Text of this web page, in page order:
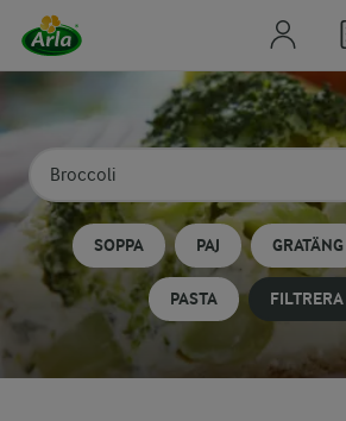
Sök på kategori eller ingrediens
Skriv in sökord för att få förslag
SOPPA PAJ GRATÄNG
PASTA FILTRERA